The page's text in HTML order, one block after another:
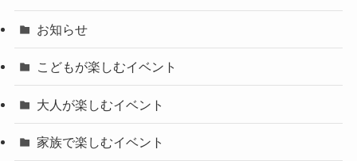
お知らせ
こどもが楽しむイベント
大人が楽しむイベント
家族で楽しむイベント